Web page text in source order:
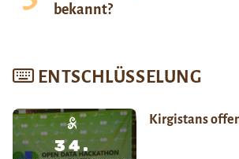
bekannt?
ENTSCHLÜSSELUNG
Kirgistans